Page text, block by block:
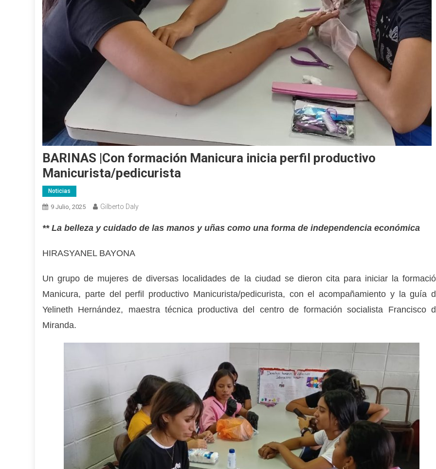
BARINAS |Con formación Manicura inicia perfil productivo
Manicurista/pedicurista
Noticias
9 Julio, 2025 Gilberto Daly
** La belleza y cuidado de las manos y uñas como una forma de independencia económica
HIRASYANEL BAYONA
Un grupo de mujeres de diversas localidades de la ciudad se dieron cita para iniciar la
Manicura, parte del perfil productivo Manicurista/pedicurista, con el acompañamiento y la guía
Yelineth Hernández, maestra técnica productiva del centro de formación socialista Francisco
Miranda.